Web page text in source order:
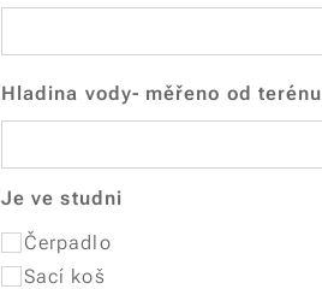
Hladina vody- měřeno od terénu
Je ve studni
Čerpadlo
Sací koš